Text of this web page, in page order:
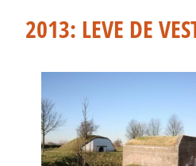
Werkgroep ‘Kanonnen en
Werkgroep “Gevelstenen”
2013: LEVE DE